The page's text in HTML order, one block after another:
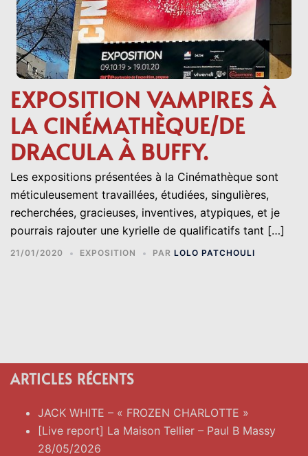
EXPOSITION VAMPIRES À
LA CINÉMATHÈQUE/DE
DRACULA À BUFFY.
Les expositions présentées à la Cinémathèque sont
méticuleusement travaillées, étudiées, singulières,
recherchées, gracieuses, inventives, atypiques, et je
pourrais rajouter une kyrielle de qualificatifs tant […]
21/01/2020 EXPOSITION PAR LOLO PATCHOULI
ARTICLES RÉCENTS
JACK WHITE – « FROZEN CHARLOTTE »
[Live report] La Maison Tellier – Paul B Massy
28/05/2026